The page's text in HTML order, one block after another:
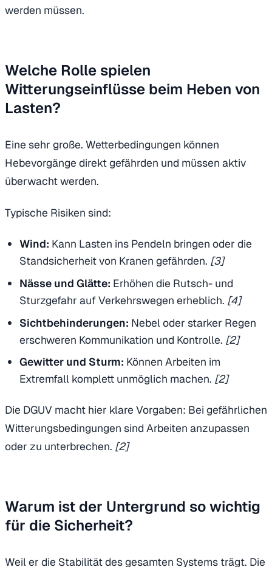
werden müssen.
Welche Rolle spielen
Witterungseinflüsse beim Heben von
Lasten?
Eine sehr große. Wetterbedingungen können
Hebevorgänge direkt gefährden und müssen aktiv
überwacht werden.
Typische Risiken sind:
Wind: Kann Lasten ins Pendeln bringen oder die
Standsicherheit von Kranen gefährden. [3]
Nässe und Glätte: Erhöhen die Rutsch- und
Sturzgefahr auf Verkehrswegen erheblich. [4]
Sichtbehinderungen: Nebel oder starker Regen
erschweren Kommunikation und Kontrolle. [2]
Gewitter und Sturm: Können Arbeiten im
Extremfall komplett unmöglich machen. [2]
Die DGUV macht hier klare Vorgaben: Bei gefährlichen
Witterungsbedingungen sind Arbeiten anzupassen
oder zu unterbrechen. [2]
Warum ist der Untergrund so wichtig
für die Sicherheit?
Weil er die Stabilität des gesamten Systems trägt. Die